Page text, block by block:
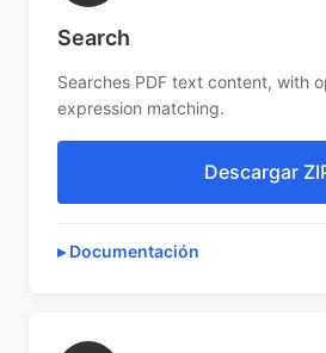
Search
Searches PDF text content, with
expression matching.
Descargar
Documentación